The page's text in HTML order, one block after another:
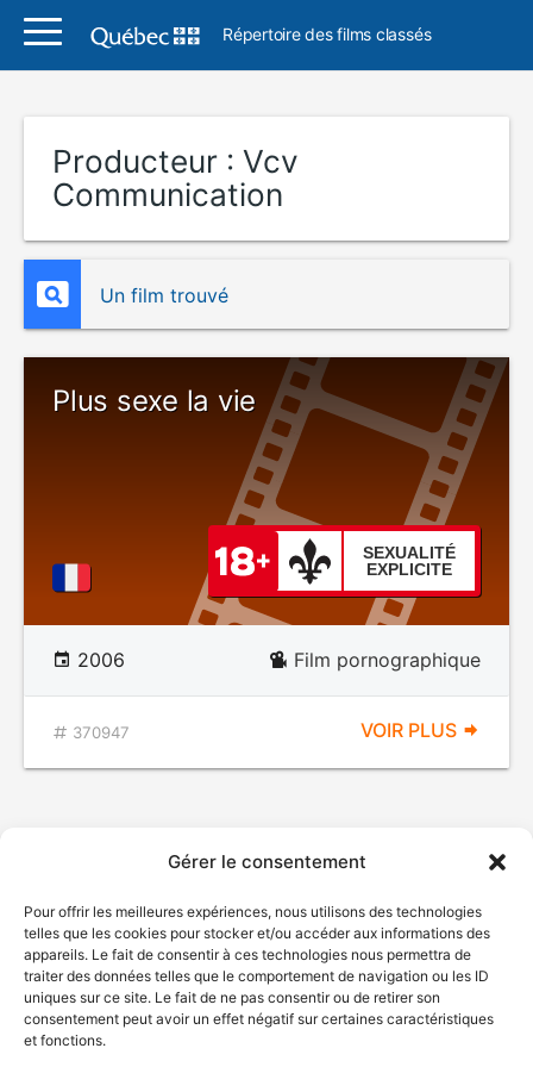
Gérer le consentement
Pour offrir les meilleures expériences, nous utilisons des technologies
telles que les cookies pour stocker et/ou accéder aux informations des
appareils. Le fait de consentir à ces technologies nous permettra de
traiter des données telles que le comportement de navigation ou les ID
uniques sur ce site. Le fait de ne pas consentir ou de retirer son
consentement peut avoir un effet négatif sur certaines caractéristiques
et fonctions.
Répertoire des films classés
Producteur : Vcv
Communication
Un film trouvé
Plus sexe la vie
SEXUALITÉ
EXPLICITE
2006 Film pornographique
370947 VOIR PLUS